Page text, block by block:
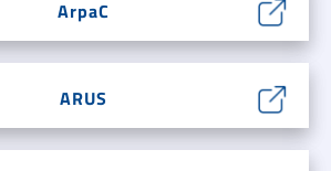
ArpaC
ARUS